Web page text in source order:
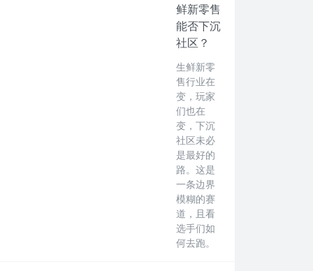
鲜新零售
能否下沉
社区？
生鲜新零
售行业在
变，玩家
们也在
变，下沉
社区未必
是最好的
路。这是
一条边界
模糊的赛
道，且看
选手们如
何去跑。